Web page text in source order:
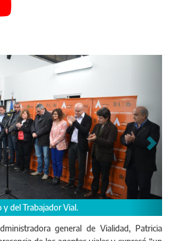
y del Trabajador Vial.
general de Vialidad, Patricia